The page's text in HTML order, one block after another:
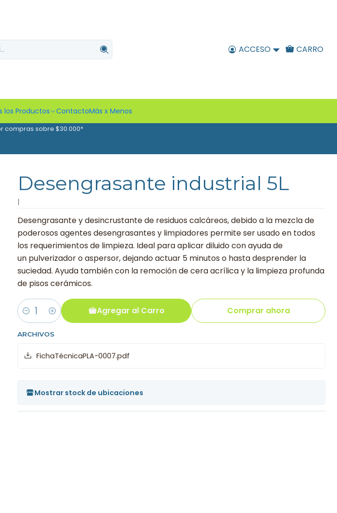
ACCESO CARRO
los Productos ContactoMás x Menos
compras sobre $30.000*
Desengrasante industrial 5L
Desengrasante y desincrustante de residuos calcáreos, debido a la mezcla de
poderosos agentes desengrasantes y limpiadores permite ser usado en todos
los requerimientos de limpieza. Ideal para aplicar diluido con ayuda de
un pulverizador o aspersor, dejando actuar 5 minutos o hasta desprender la
suciedad. Ayuda también con la remoción de cera acrílica y la limpieza profunda
de pisos cerámicos.
Cantidad
Agregar al Carro Comprar ahora
ARCHIVOS
FichaTécnicaPLA-0007.pdf
Mostrar stock de ubicaciones